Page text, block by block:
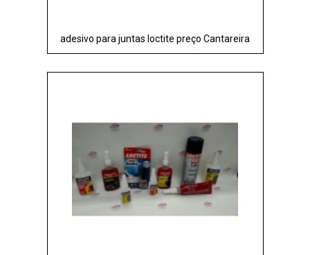
adesivo para juntas loctite preço Cantareira